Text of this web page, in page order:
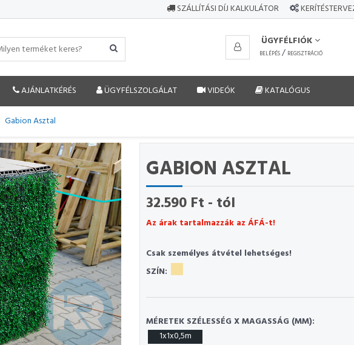
SZÁLLÍTÁSI DÍJ KALKULÁTOR
ÜGYFÉLFIÓK
BELÉPÉS/ REGISZTRÁCIÓ
AJÁNLATKÉRÉS ÜGYFÉLSZOLGÁLAT VIDEÓK KATALÓGUS
Gabion Asztal
GABION ASZTAL
32.590 Ft - tól
Az árak tartalmazzák az ÁFÁ-t!
Csak személyes átvétel lehetséges!
SZÍN:
MÉRETEK SZÉLESSÉG X MAGASSÁG (MM):
1x1x0,5m